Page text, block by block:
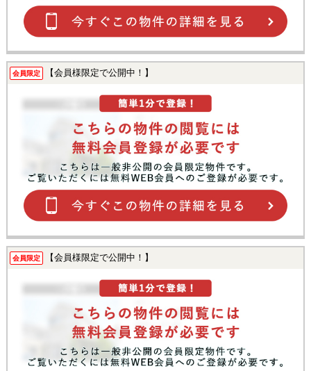
会員限定 【会員様限定で公開中！】
会員限定 【会員様限定で公開中！】